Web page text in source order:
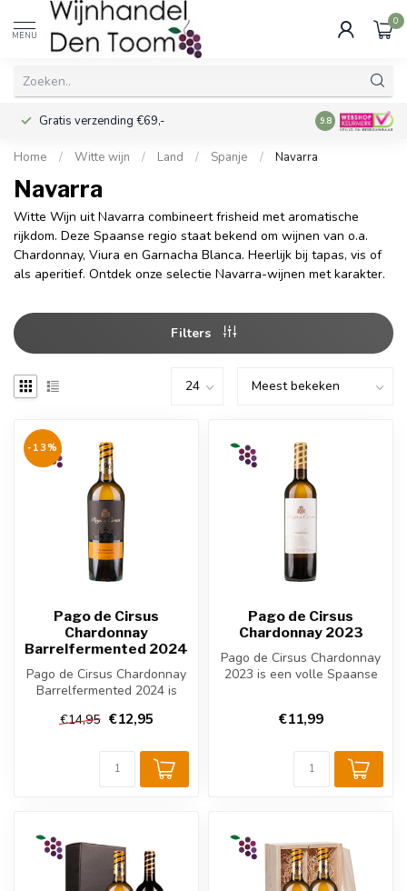
MENU
0
Gratis verzending €69,- Voor 16:00
9.8
Home / Witte wijn / Land / Spanje / Navarra
Navarra
Witte Wijn uit Navarra combineert frisheid met aromatische
rijkdom. Deze Spaanse regio staat bekend om wijnen van o.a.
Chardonnay, Viura en Garnacha Blanca. Heerlijk bij tapas, vis of
als aperitief. Ontdek onze selectie Navarra-wijnen met karakter.
Filters
-13%
Pago de Cirsus
Chardonnay
Barrelfermented 2024
Pago de Cirsus Chardonnay
Barrelfermented 2024 is
wijn u...
€14,95 €12,95
Pago de Cirsus
Chardonnay 2023
Pago de Cirsus Chardonnay
2023 is een volle Spaanse
€11,99